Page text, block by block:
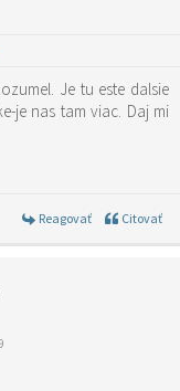
Je tu este dalsie
je nas tam viac. Daj mi
Reagovať Citovať